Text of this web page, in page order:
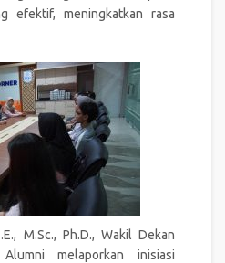
efektif, meningkatkan rasa
M.Sc., Ph.D., Wakil Dekan
melaporkan inisiasi